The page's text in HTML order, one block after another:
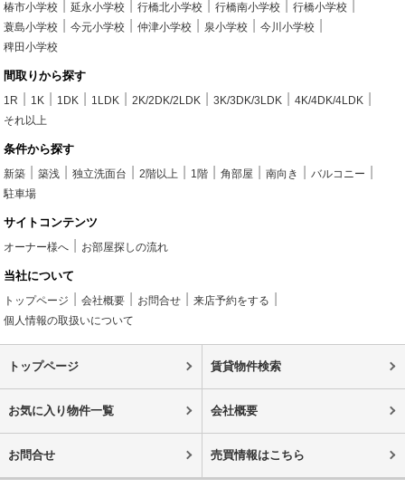
椿市小学校 延永小学校 行橋北小学校 行橋南小学校
行橋小学校
蓑島小学校
今元小学校 仲津小学校 泉小学校
今川小学校
稗田小学校
間取りから探す
1R 1K 1DK 1LDK 2K/2DK/2LDK 3K/3DK/3LDK
4K/4DK/4LDK
それ以上
条件から探す
新築 築浅 独立洗面台 2階以上 1階 角部屋 南向き
バルコニー
駐車場
サイトコンテンツ
オーナー様へ お部屋探しの流れ
当社について
トップページ 会社概要 お問合せ
来店予約をする
個人情報の取扱いについて
トップページ 賃貸物件検索
お気に入り物件一覧 会社概要
お問合せ 売買情報はこちら